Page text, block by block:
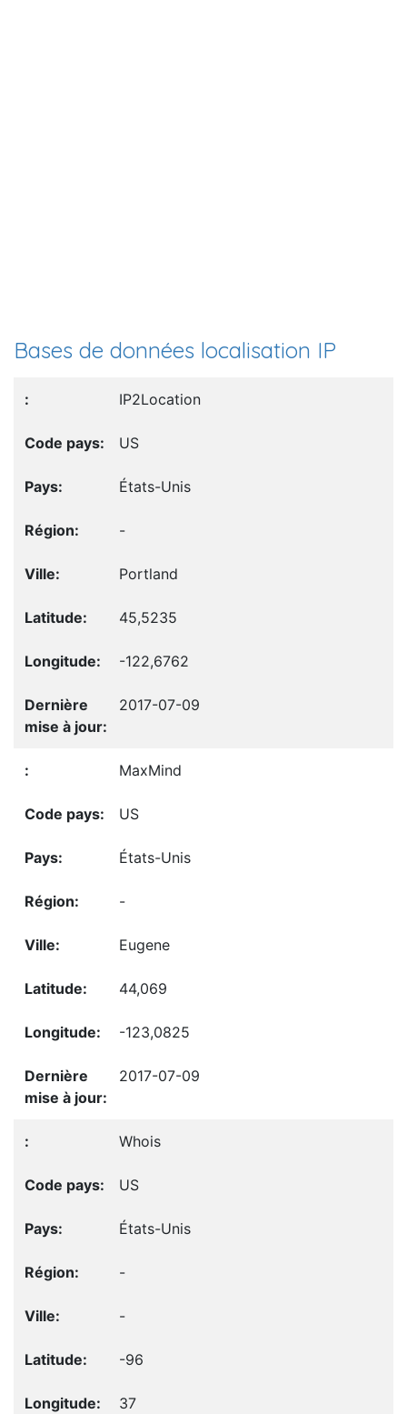
Bases de données localisation IP
IP2Location
US
États-Unis
-
Portland
45,5235
-122,6762
2017-07-09
MaxMind
US
États-Unis
-
Eugene
44,069
-123,0825
2017-07-09
Whois
US
États-Unis
-
-
-96
37